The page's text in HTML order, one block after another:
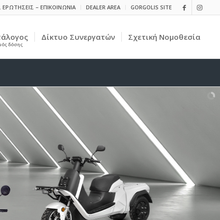
– ΕΠΙΚΟΙΝΩΝΙΑ DEALER AREA GORGOLIS SITE
δόσης
Δίκτυο Συνεργατών Σχετική Nομοθεσία